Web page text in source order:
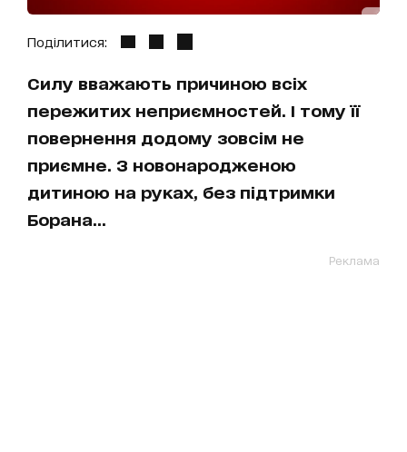
Поділитися:
Силу вважають причиною всіх
пережитих неприємностей. І тому її
повернення додому зовсім не
приємне. З новонародженою
дитиною на руках, без підтримки
Борана...
Реклама